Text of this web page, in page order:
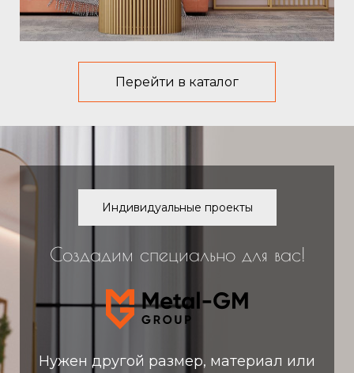
Перейти в каталог
Индивидуальные проекты
Создадим специально для вас!
Нужен другой размер, материал или